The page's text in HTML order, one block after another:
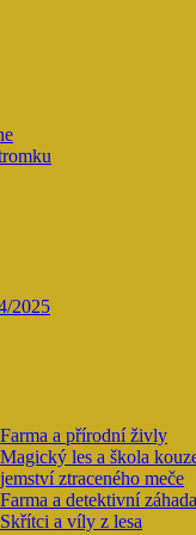
2025
a přírodní živly
les a škola
ztraceného meče
a detektivní záhada
a víly z lesa